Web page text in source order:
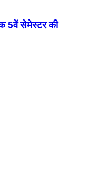
5वें सेमेस्टर की